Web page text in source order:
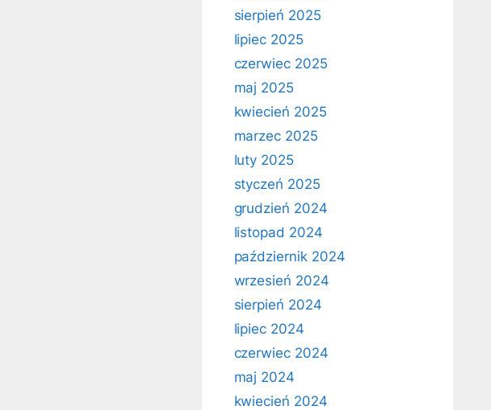
sierpień 2025
lipiec 2025
czerwiec 2025
maj 2025
kwiecień 2025
marzec 2025
luty 2025
styczeń 2025
grudzień 2024
listopad 2024
październik 2024
wrzesień 2024
sierpień 2024
lipiec 2024
czerwiec 2024
maj 2024
kwiecień 2024